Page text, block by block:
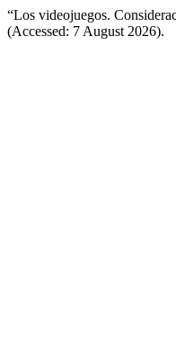
“Los videojuegos.
(Accessed: 7 August 2026).